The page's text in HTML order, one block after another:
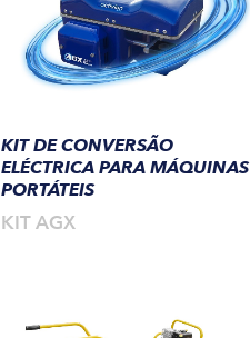
KIT DE CONVERSÃO
ELÉCTRICA PARA MÁQUINAS
PORTÁTEIS
KIT AGX